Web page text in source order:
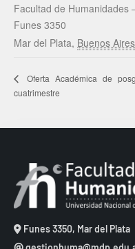
Facultad de Humanidades
Funes 3350
Mar del Plata, Buenos Aires
Oferta Académica de
cuatrimestre
Funes 3350, Mar del Plata